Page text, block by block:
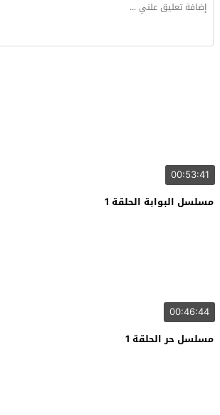
00:53:41
مسلسل البوابة الحلقة 1
00:46:44
مسلسل حر الحلقة 1